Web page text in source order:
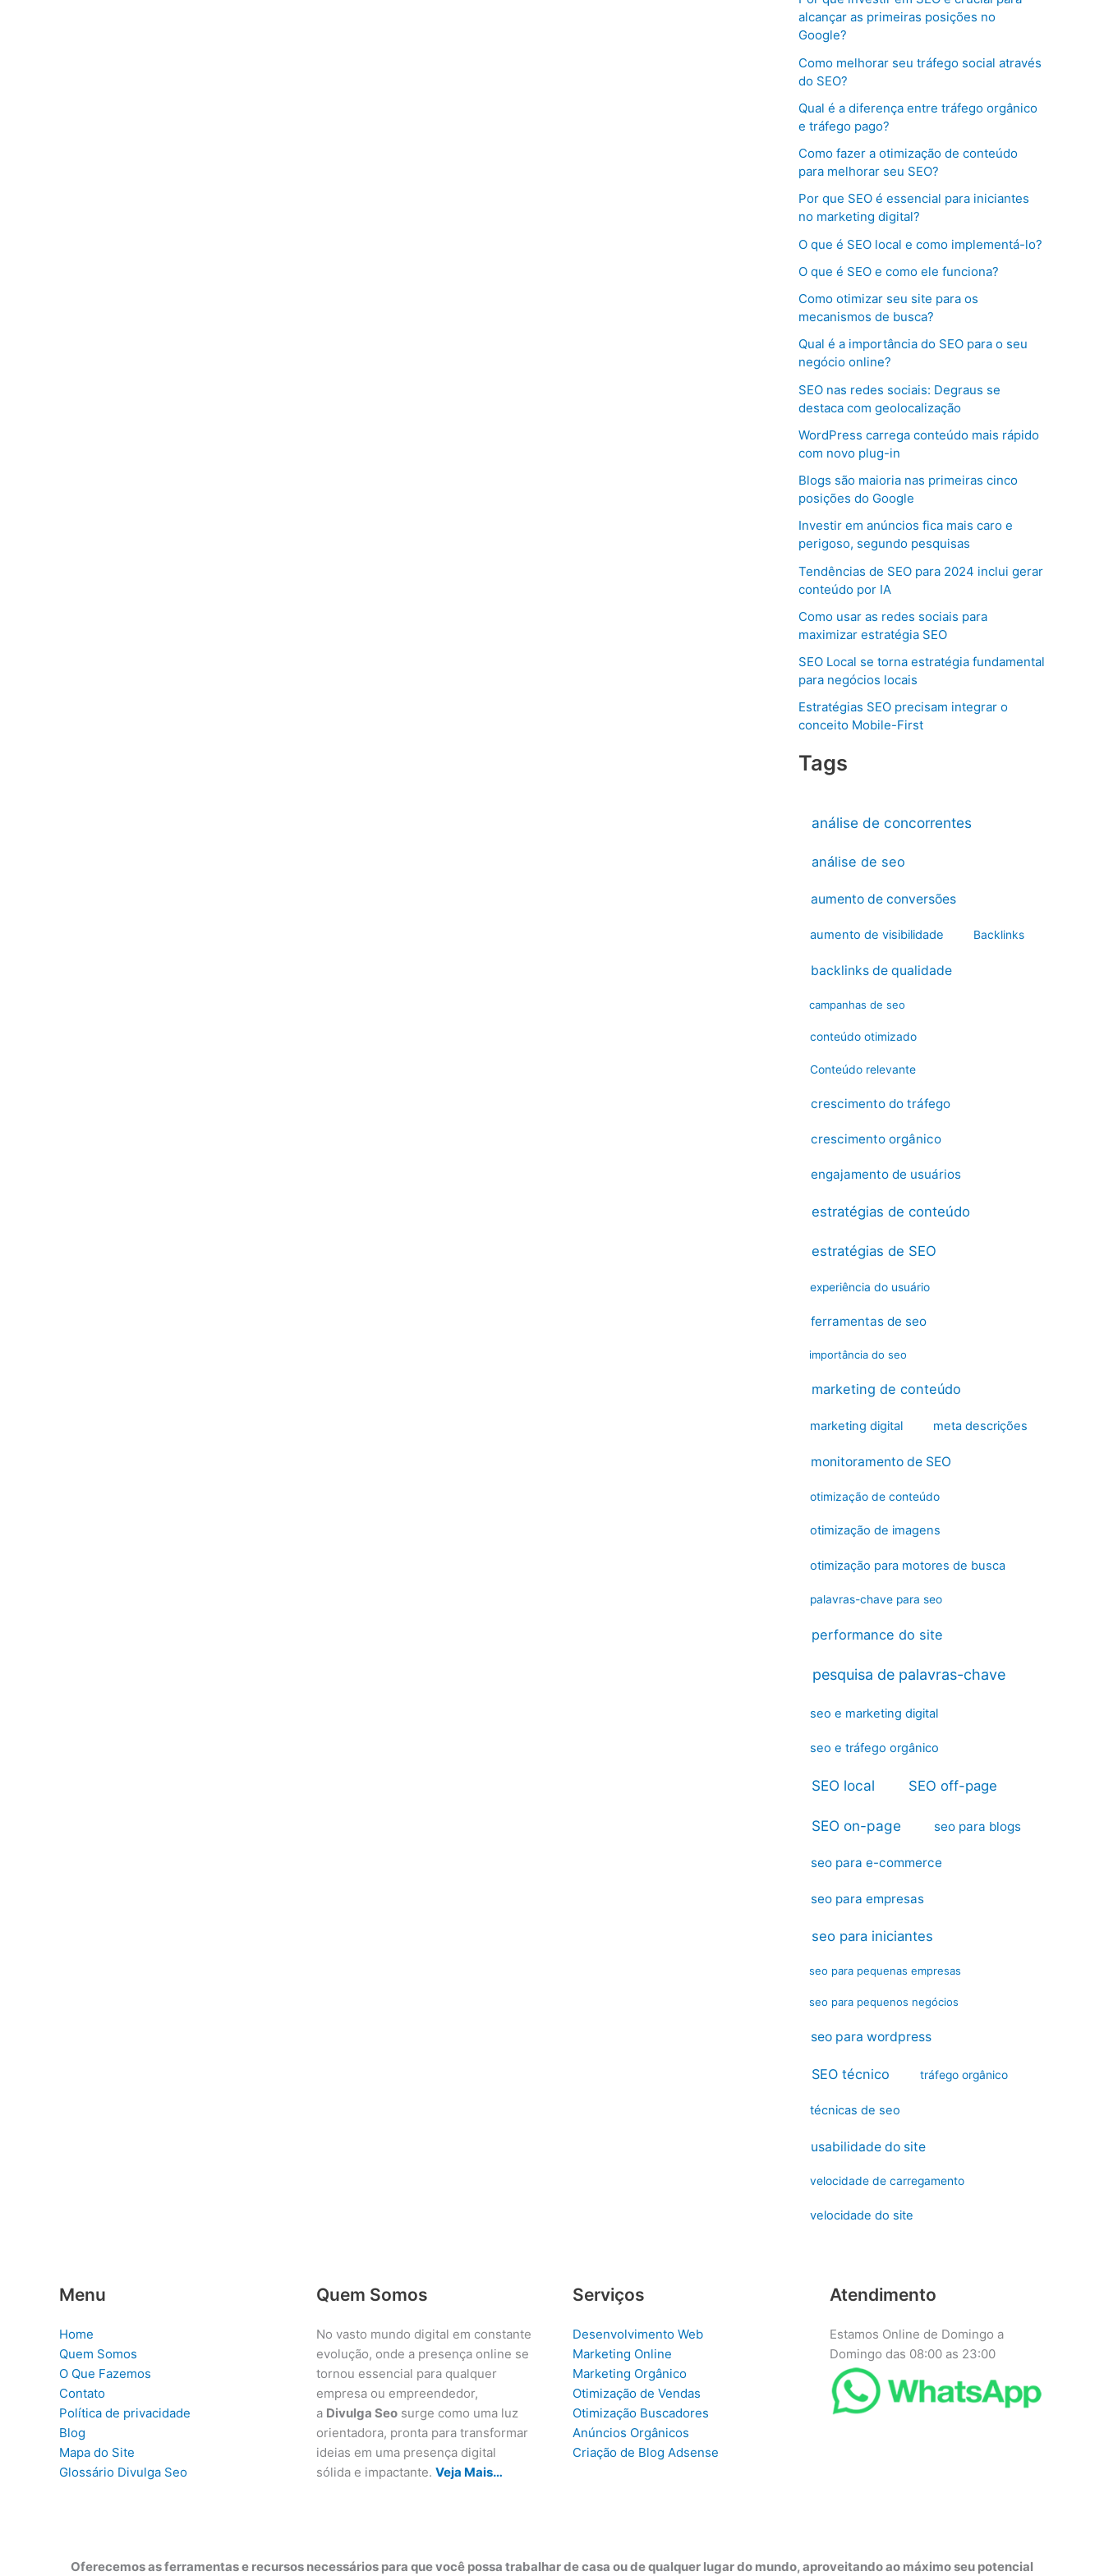
alcançar as primeiras posições no
Google?
Como melhorar seu tráfego social através
do SEO?
Qual é a diferença entre tráfego orgânico
e tráfego pago?
Como fazer a otimização de conteúdo
para melhorar seu SEO?
Por que SEO é essencial para iniciantes
no marketing digital?
O que é SEO local e como implementá-lo?
O que é SEO e como ele funciona?
Como otimizar seu site para os
mecanismos de busca?
Qual é a importância do SEO para o seu
negócio online?
SEO nas redes sociais: Degraus se
destaca com geolocalização
WordPress carrega conteúdo mais rápido
com novo plug-in
Blogs são maioria nas primeiras cinco
posições do Google
Investir em anúncios fica mais caro e
perigoso, segundo pesquisas
Tendências de SEO para 2024 inclui gerar
conteúdo por IA
Como usar as redes sociais para
maximizar estratégia SEO
SEO Local se torna estratégia fundamental
para negócios locais
Estratégias SEO precisam integrar o
conceito Mobile-First
Tags
análise de concorrentes
análise de seo
aumento de conversões
aumento de visibilidade Backlinks
backlinks de qualidade
campanhas de seo
conteúdo otimizado
Conteúdo relevante
crescimento do tráfego
crescimento orgânico
engajamento de usuários
estratégias de conteúdo
estratégias de SEO
experiência do usuário
ferramentas de seo
importância do seo
marketing de conteúdo
marketing digital meta descrições
monitoramento de SEO
otimização de conteúdo
otimização de imagens
otimização para motores de busca
palavras-chave para seo
performance do site
pesquisa de palavras-chave
seo e marketing digital
seo e tráfego orgânico
SEO local SEO off-page
SEO on-page seo para blogs
seo para e-commerce
seo para empresas
seo para iniciantes
seo para pequenas empresas
seo para pequenos negócios
seo para wordpress
SEO técnico tráfego orgânico
técnicas de seo
usabilidade do site
velocidade de carregamento
velocidade do site
Menu
Home
Quem Somos
O Que Fazemos
Contato
Política de privacidade
Blog
Mapa do Site
Glossário Divulga Seo
Quem Somos
No vasto mundo digital em constante
evolução, onde a presença online se
tornou essencial para qualquer
empresa ou empreendedor,
a Divulga Seosurge como uma luz
orientadora, pronta para transformar
ideias em uma presença digital
sólida e impactante. Veja Mais…
Serviços
Desenvolvimento Web
Marketing Online
Marketing Orgânico
Otimização de Vendas
Otimização Buscadores
Anúncios Orgânicos
Criação de Blog Adsense
Atendimento
Estamos Online de Domingo a
Domingo das 08:00 as 23:00
Oferecemos as ferramentas e recursos necessários para que você possa trabalhar de casa ou de qualquer lugar do mundo, aproveitando ao máximo seu potencial